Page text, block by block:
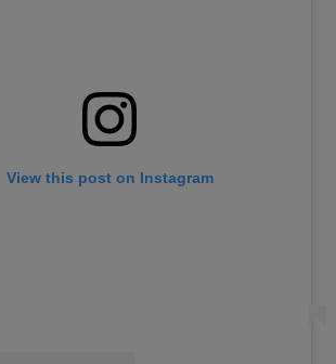
View this post on Instagram